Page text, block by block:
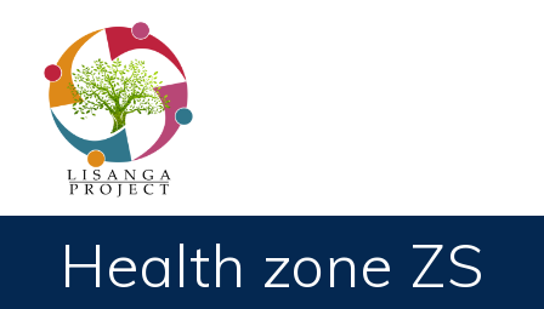
Health zone ZS